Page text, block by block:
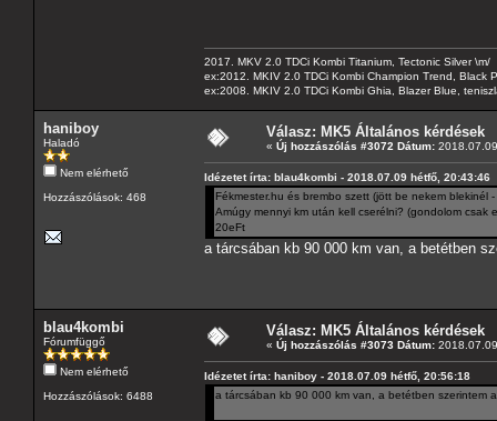
2017. MKV 2.0 TDCi Kombi Titanium, Tectonic Silver \m/
ex:2012. MKIV 2.0 TDCi Kombi Champion Trend, Black
ex:2008. MKIV 2.0 TDCi Kombi Ghia, Blazer Blue,
haniboy
Haladó
Nem elérhető
Hozzászólások: 468
Válasz: MK5 Általános kérdések
« Új hozzászólás #3072 Dátum:
Idézetet írta: blau4kombi - 2018.07.09 hétfő, 20:43:46
Fékmester.hu és brembo szett (jött be nekem blekinél
Amúgy mennyi km után kell cserélni? (gondolom csak
20eFt
a tárcsában kb 90 000 km van, a betétben
blau4kombi
Fórumfüggő
Nem elérhető
Hozzászólások: 6488
Válasz: MK5 Általános kérdések
« Új hozzászólás #3073 Dátum:
Idézetet írta: haniboy - 2018.07.09 hétfő, 20:56:18
a tárcsában kb 90 000 km van, a betétben szerintem